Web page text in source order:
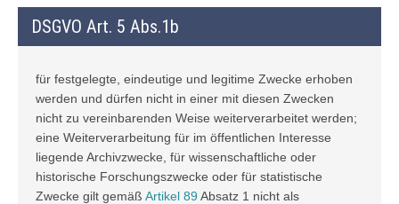
DSGVO Art. 5 Abs.1b
für festgelegte, eindeutige und legitime Zwecke erhoben
werden und dürfen nicht in einer mit diesen Zwecken
nicht zu vereinbarenden Weise weiterverarbeitet werden;
eine Weiterverarbeitung für im öffentlichen Interesse
liegende Archivzwecke, für wissenschaftliche oder
historische Forschungszwecke oder für statistische
Zwecke gilt gemäß Artikel 89 Absatz 1 nicht als